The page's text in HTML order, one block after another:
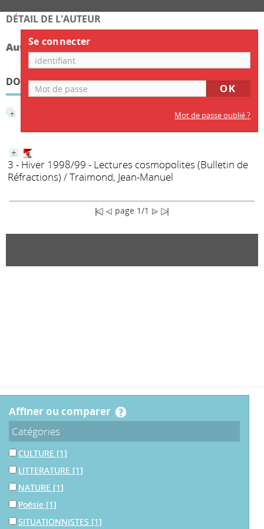
DÉTAIL DE L'AUTEUR
Auteur Loulou Taÿeb
DOCUMENTS DISPONIBLES ÉCRITS PAR CET AUTEUR
3 - Hiver 1998/99 - Lectures cosmopolites (Bulletin de
Réfractions) / Traimond, Jean-Manuel
page 1/1
Se connecter
Mot de passe oublié ?
affiner ou comparer
Catégories
CULTURE [1]
LITTERATURE [1]
NATURE [1]
Poésie [1]
SITUATIONNISTES [1]